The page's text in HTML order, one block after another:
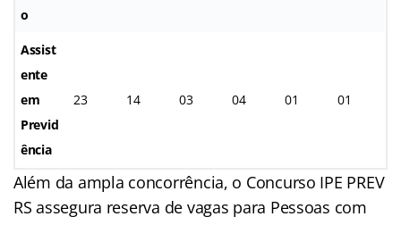
o
Assist
ente
em
Previd
ência
23 14 03 04 01 01
Além da ampla concorrência, o Concurso IPE PREV
RS assegura reserva de vagas para Pessoas com